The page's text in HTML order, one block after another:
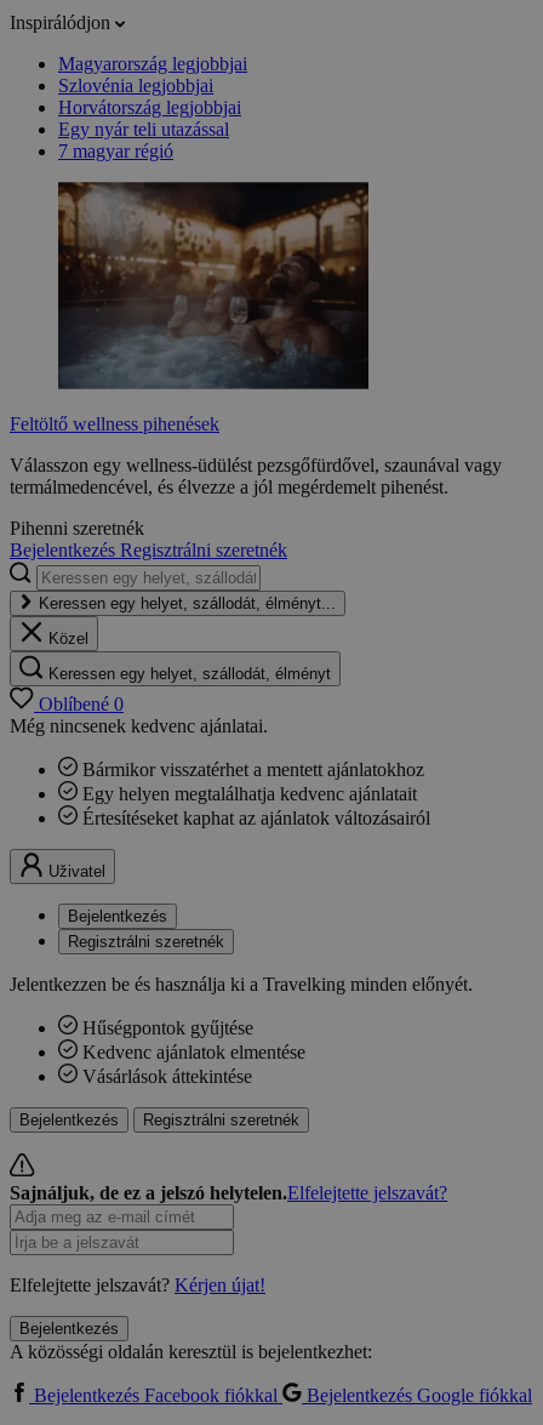
Inspirálódjon
Magyarország legjobbjai
Szlovénia legjobbjai
Horvátország legjobbjai
Egy nyár teli utazással
7 magyar régió
Feltöltő wellness pihenések
Válasszon egy wellness-üdülést pezsgőfürdővel, szaunával vagy
termálmedencével, és élvezze a jól megérdemelt pihenést.
Pihenni szeretnék
Bejelentkezés Regisztrálni szeretnék
Keressen egy helyet, szállodát, élményt...
Közel
Keressen egy helyet, szállodát, élményt
Oblíbené 0
Még nincsenek kedvenc ajánlatai.
Bármikor visszatérhet a mentett ajánlatokhoz
Egy helyen megtalálhatja kedvenc ajánlatait
Értesítéseket kaphat az ajánlatok változásairól
Uživatel
Bejelentkezés
Regisztrálni szeretnék
Jelentkezzen be és használja ki a Travelking minden előnyét.
Hűségpontok gyűjtése
Kedvenc ajánlatok elmentése
Vásárlások áttekintése
Bejelentkezés Regisztrálni szeretnék
Sajnáljuk, de ez a jelszó helytelen.Elfelejtette jelszavát?
Elfelejtette jelszavát? Kérjen újat!
Bejelentkezés
A közösségi oldalán keresztül is bejelentkezhet:
Bejelentkezés Facebook fiókkal
Bejelentkezés Google fiókkal